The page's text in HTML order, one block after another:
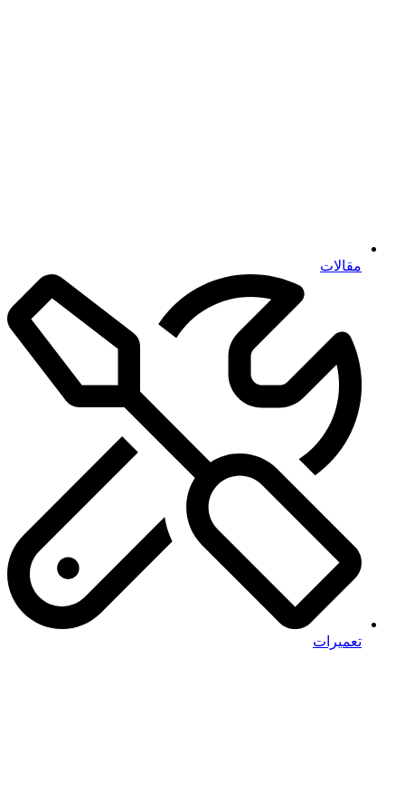
مقالات
تعمیرات